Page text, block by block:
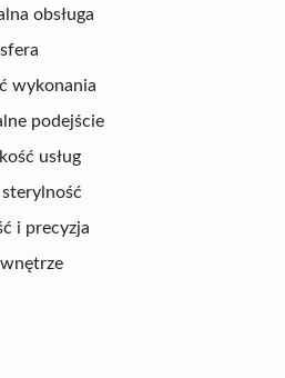
obsługa
wykonania
podejście
usług
i precyzja